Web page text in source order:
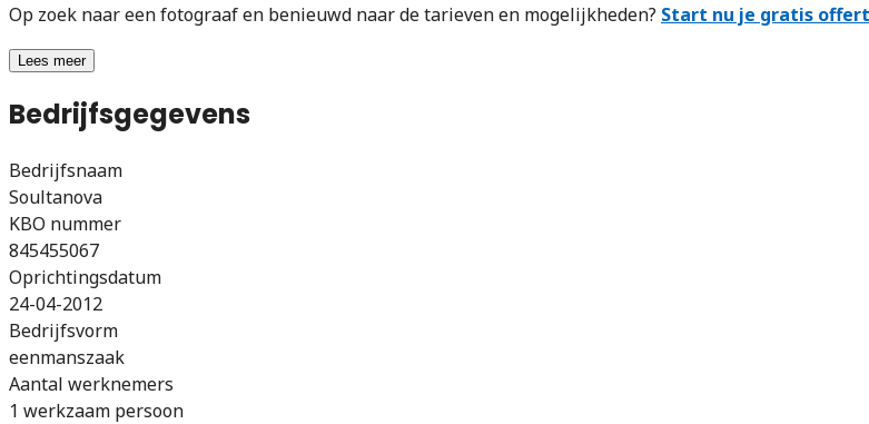
Op zoek naar een fotograaf en benieuwd naar de tarieven en mogelijkheden? Start nu je gratis
Lees meer
Bedrijfsgegevens
Bedrijfsnaam
Soultanova
KBO nummer
845455067
Oprichtingsdatum
24-04-2012
Bedrijfsvorm
eenmanszaak
Aantal werknemers
1 werkzaam persoon